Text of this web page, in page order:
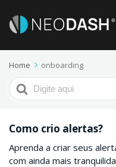
Home onboarding
Procurar
por
Como crio alertas?
Aprenda a criar seus
com ainda mais